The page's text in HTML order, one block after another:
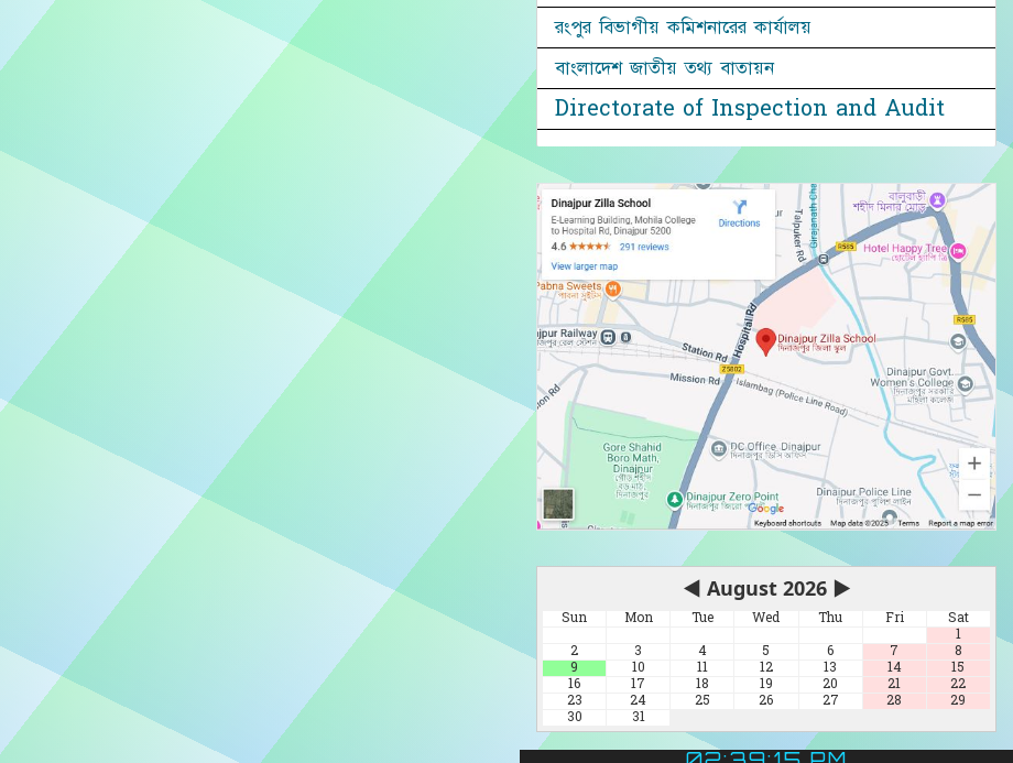
রংপুর বিভাগীয় কমিশনারের কার্যালয়
বাংলাদেশ জাতীয় তথ্য বাতায়ন
Directorate of Inspection and Audit
◀ August 2026 ▶
Sun Mon Tue Wed Thu Fri
Sat
1
2
3 4 5 6 7
8
9
10 11 12 13 14
15
16
17 18 19 20 21
22
23
24 25 26 27 28
29
30
31